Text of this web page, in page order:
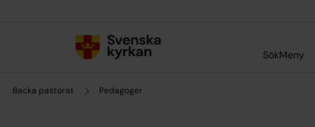
SökMeny
Backa pastorat Pedagoger